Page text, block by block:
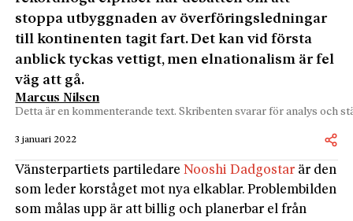
stoppa utbyggnaden av överföringsledningar
till kontinenten tagit fart. Det kan vid första
anblick tyckas vettigt, men elnationalism är fel
väg att gå.
Marcus Nilsen
Detta är en kommenterande text. Skribenten svarar för analys och
3 januari 2022
Vänsterpartiets partiledareNooshi Dadgostar är den
som leder korståget mot nya elkablar. Problembilden
som målas upp är att billig och planerbar el från